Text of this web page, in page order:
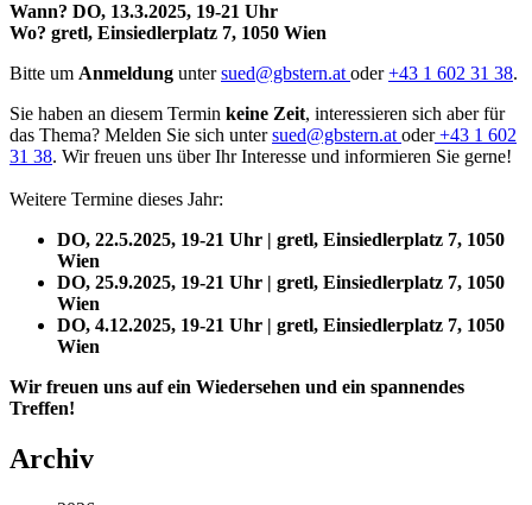
Wann? DO, 13.3.2025, 19-21 Uhr
Wo? gretl, Einsiedlerplatz 7, 1050 Wien
Bitte um Anmeldung untersued@gbstern.at oder+43 1 602 31 38.
Sie haben an diesem Termin keine Zeit, interessieren sich aber für
das Thema? Melden Sie sich untersued@gbstern.at oder+43 1 602
31 38. Wir freuen uns über Ihr Interesse und informieren Sie gerne!
Weitere Termine dieses Jahr:
DO, 22.5.2025, 19-21 Uhr | gretl, Einsiedlerplatz 7, 1050
Wien
DO, 25.9.2025, 19-21 Uhr | gretl, Einsiedlerplatz 7, 1050
Wien
DO, 4.12.2025, 19-21 Uhr | gretl, Einsiedlerplatz 7, 1050
Wien
Wir freuen uns auf ein Wiedersehen und ein spannendes
Treffen!
Archiv